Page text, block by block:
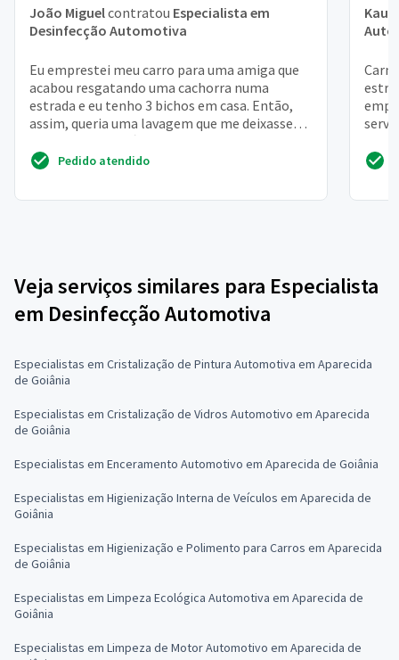
João Miguelcontratou Especialista em
Desinfecção Automotiva
Eu emprestei meu carro para uma amiga que
acabou resgatando uma cachorra numa
estrada e eu tenho 3 bichos em casa. Então,
assim, queria uma lavagem que me deixasse
mais tranquila. Já pass...
Pedido atendido
Kauê
Veja serviços similares para Especialista
em Desinfecção Automotiva
Especialistas em Cristalização de Pintura Automotiva em Aparecida
de Goiânia
Especialistas em Cristalização de Vidros Automotivo em Aparecida
de Goiânia
Especialistas em Enceramento Automotivo em Aparecida de Goiânia
Especialistas em Higienização Interna de Veículos em Aparecida de
Goiânia
Especialistas em Higienização e Polimento para Carros em Aparecida
de Goiânia
Especialistas em Limpeza Ecológica Automotiva em Aparecida de
Goiânia
Especialistas em Limpeza de Motor Automotivo em Aparecida de